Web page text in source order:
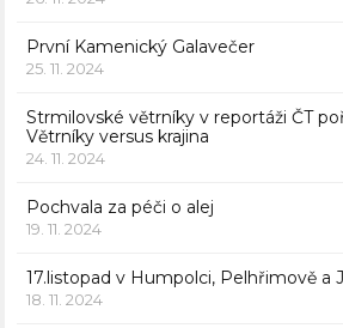
První Kamenický Galavečer
25. 11. 2024
Strmilovské větrníky v reportáži ČT
Větrníky versus krajina
24. 11. 2024
Pochvala za péči o alej
19. 11. 2024
17.listopad v Humpolci, Pelhřimově a
18. 11. 2024